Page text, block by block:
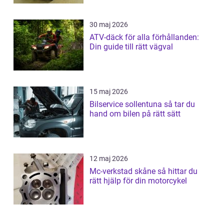
30 maj 2026
ATV-däck för alla förhållanden:
Din guide till rätt vägval
15 maj 2026
Bilservice sollentuna så tar du
hand om bilen på rätt sätt
12 maj 2026
Mc-verkstad skåne så hittar du
rätt hjälp för din motorcykel